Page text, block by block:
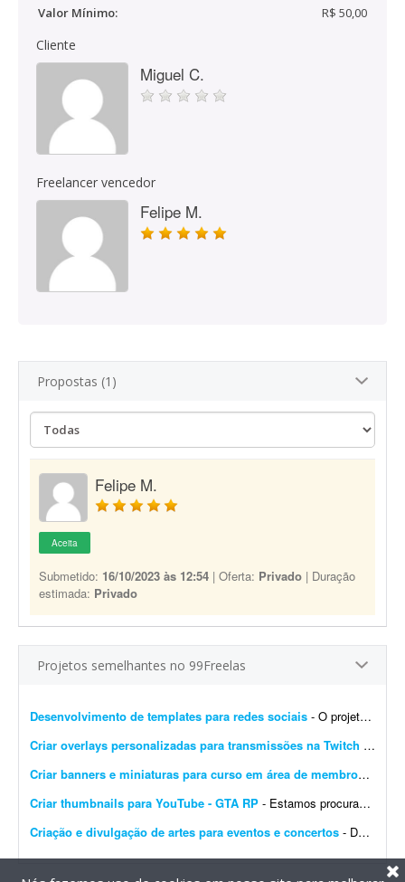
Valor Mínimo:
R$ 50,00
Cliente
Miguel C.
Freelancer vencedor
Felipe M.
Propostas (1)
Felipe M.
Aceita
Submetido: 16/10/2023 às 12:54 | Oferta: Privado | Duração
estimada: Privado
Projetos semelhantes no 99Freelas
Desenvolvimento de templates para redes sociais - O projeto consiste em: Dar continuidade a uma identidade visual já existente (logotipo, paleta e tipografia já estão prontos). Já possuem brand kit pronto e a demo da p...
Criar overlays personalizadas para transmissões na Twitch
Criar banners e miniaturas para curso em área de membros
-
Criar thumbnails para YouTube - GTA RP - Estamos procurando um(a) designer de thumbnails experiente e criativo(a) para fazer parte da nossa equipe! Buscamos alguém que já tenha experiência com conteúdo de games...
Criação e divulgação de artes para eventos e concertos - Dar visibilidade por meio de publicidade, marketing, imagens 4D, propagandas, digitações, criação de logotipos e artes em geral. O objetivo é inovar na forma com...